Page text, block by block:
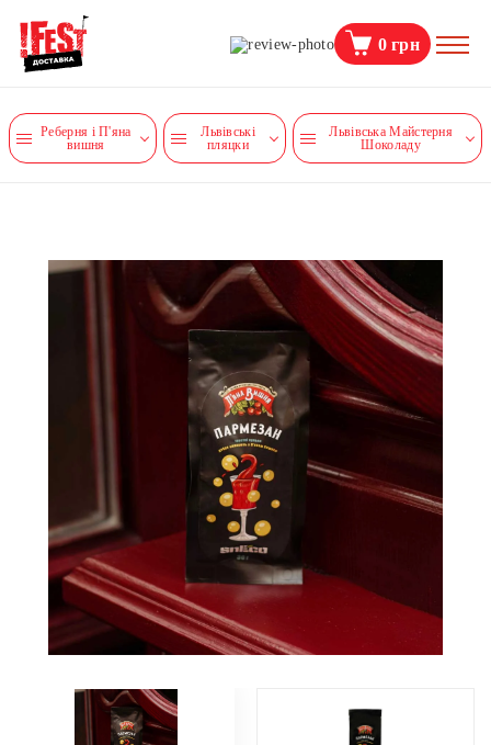
0грн
Реберня і П'яна
вишня
Львівські
пляцки
Львівська Майстерня
Шоколаду